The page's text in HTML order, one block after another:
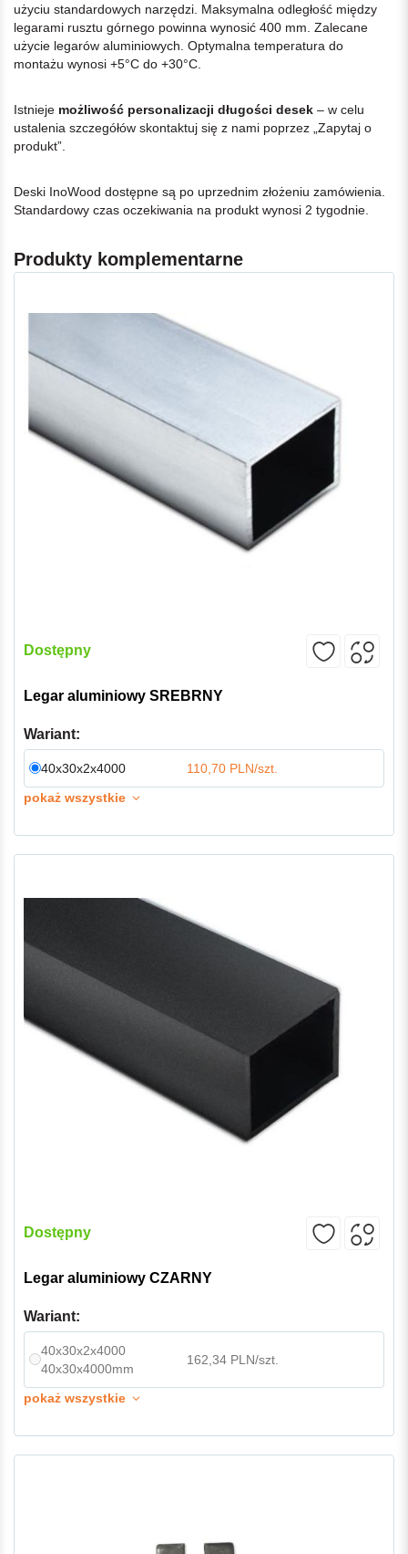
użyciu standardowych narzędzi. Maksymalna odległość między
legarami rusztu górnego powinna wynosić 400 mm. Zalecane
użycie legarów aluminiowych. Optymalna temperatura do
montażu wynosi +5°C do +30°C.
Istnieje możliwość personalizacji długości desek – w celu
ustalenia szczegółów skontaktuj się z nami poprzez „Zapytaj o
produkt”.
Deski InoWood dostępne są po uprzednim złożeniu zamówienia.
Standardowy czas oczekiwania na produkt wynosi 2 tygodnie.
Produkty komplementarne
Dostępny
Legar aluminiowy SREBRNY
Wariant:
40x30x2x4000
110,70 PLN/szt.
pokaż wszystkie
Dostępny
Legar aluminiowy CZARNY
Wariant:
40x30x2x4000
40x30x4000mm
162,34 PLN/szt.
pokaż wszystkie